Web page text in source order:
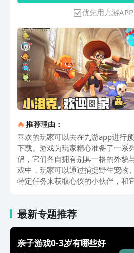
优先用九游
推荐理由：
喜欢的玩家可以去在九游app进行
下载。游戏为玩家精心准备了一系
侣，它们各自拥有别具一格的外貌
戏中，玩家可以通过捕捉野生宠物
特定任务来获取心仪的小伙伴，和
索。在这段旅程中，玩家将遭遇各
而宠物们的鼎力相助将成为解开这
斗系统采用了回合制模式，要求玩
搭配宠物的技能与战术来克服敌人
最新专题推荐
亲子游戏0-3岁有哪些好